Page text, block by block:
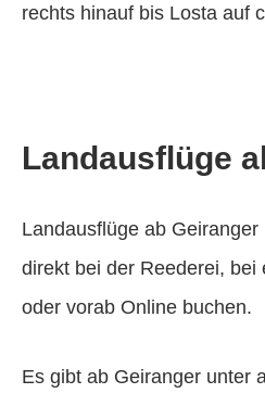
rechts hinauf bis Losta auf
Landausflüge
Landausflüge ab
direkt bei der Reederei, bei
oder vorab Online buchen.
Es gibt ab Geiranger unter